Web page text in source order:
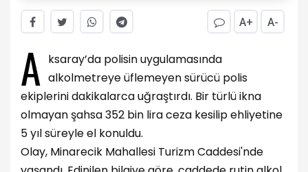
A+ A-
A ksaray’da polisin uygulamasında
alkolmetreye üflemeyen sürücü polis
ekiplerini dakikalarca uğraştırdı. Bir türlü ikna
olmayan şahsa 352 bin lira ceza kesilip ehliyetine
5 yıl süreyle el konuldu.
Olay, Minarecik Mahallesi Turizm Caddesi'nde